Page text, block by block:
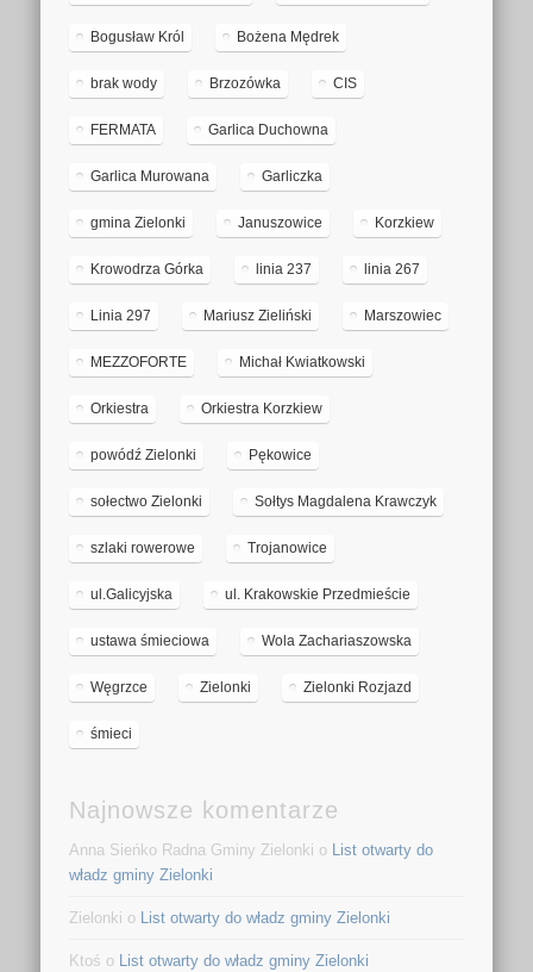
Bogusław Król Bożena Mędrek
brak wody Brzozówka CIS
FERMATA Garlica Duchowna
Garlica Murowana Garliczka
gmina Zielonki Januszowice Korzkiew
Krowodrza Górka linia 237 linia 267
Linia 297 Mariusz Zieliński Marszowiec
MEZZOFORTE Michał Kwiatkowski
Orkiestra Orkiestra Korzkiew
powódź Zielonki Pękowice
sołectwo Zielonki Sołtys Magdalena Krawczyk
szlaki rowerowe Trojanowice
ul.Galicyjska ul. Krakowskie Przedmieście
ustawa śmieciowa Wola Zachariaszowska
Węgrzce Zielonki Zielonki Rozjazd
śmieci
Najnowsze komentarze
Anna Sieńko Radna Gminy Zielonki o List otwarty do
władz gminy Zielonki
Zielonki o List otwarty do władz gminy Zielonki
Ktoś o List otwarty do władz gminy Zielonki